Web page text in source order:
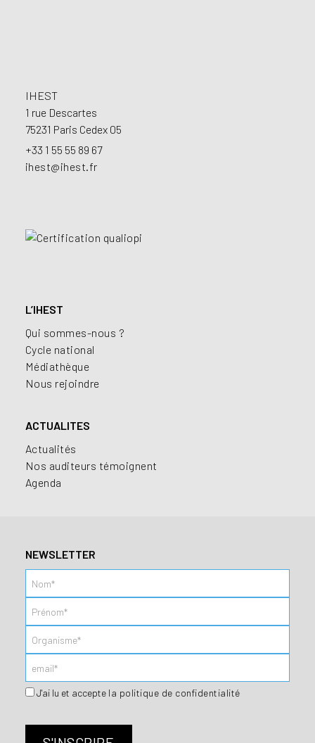
IHEST
1 rue Descartes
75231 Paris Cedex 05
+33 1 55 55 89 67
ihest@ihest.fr
L’IHEST
Qui sommes-nous ?
Cycle national
Médiathèque
Nous rejoindre
ACTUALITES
Actualités
Nos auditeurs témoignent
Agenda
NEWSLETTER
J'ai lu et acceptela politique de confidentialité